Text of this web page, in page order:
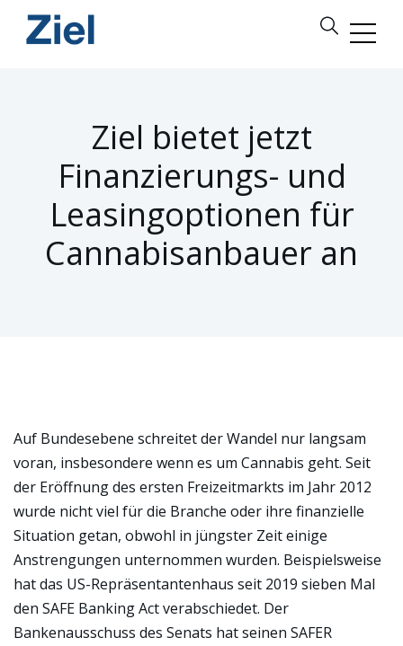
Ziel bietet jetzt
Finanzierungs- und
Leasingoptionen für
Cannabisanbauer an
Auf Bundesebene schreitet der Wandel nur langsam
voran, insbesondere wenn es um Cannabis geht. Seit
der Eröffnung des ersten Freizeitmarkts im Jahr 2012
wurde nicht viel für die Branche oder ihre finanzielle
Situation getan, obwohl in jüngster Zeit einige
Anstrengungen unternommen wurden. Beispielsweise
hat das US-Repräsentantenhaus seit 2019 sieben Mal
den SAFE Banking Act verabschiedet. Der
Bankenausschuss des Senats hat seinen SAFER